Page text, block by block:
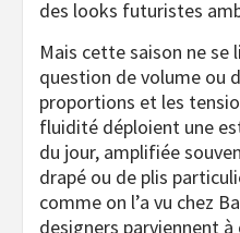
des looks futuristes
Mais cette saison ne se
question de volume ou
proportions et les
fluidité déploient une
du jour, amplifiée
drapé ou de plis
comme on l’a vu chez
designers parviennent